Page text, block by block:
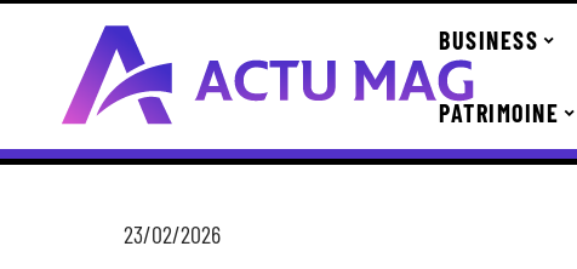
BUSINESS
PATRIMOINE
23/02/2026